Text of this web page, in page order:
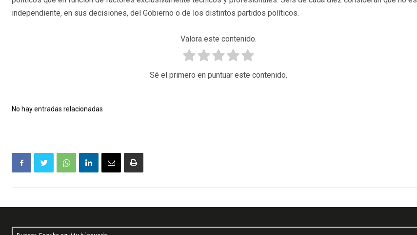
independiente, en sus decisiones, del Gobierno o de los distintos partidos políticos.
Valora este contenido.
Sé el primero en puntuar este contenido.
No hay entradas relacionadas